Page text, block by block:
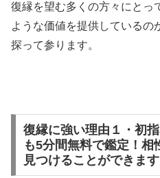
復縁を望む多くの方々にとっ
ような価値を提供しているの
探って参ります。
復縁に強い理由１・初
も5分間無料で鑑定！相
見つけることができます